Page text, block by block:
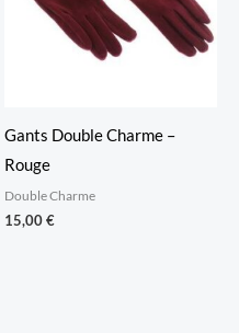
Gants Double Charme –
Rouge
Double Charme
15,00€